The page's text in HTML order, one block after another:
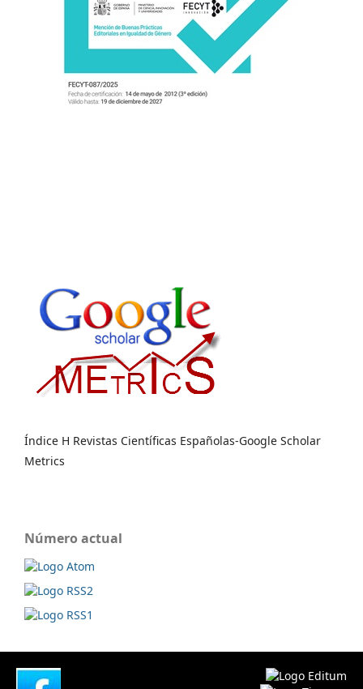
Índice H Revistas Científicas Españolas-Google Scholar
Metrics
Número actual